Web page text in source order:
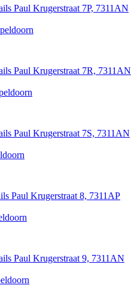
Paul Krugerstraat 7P, 7311AN
Paul Krugerstraat 7R, 7311AN
Paul Krugerstraat 7S, 7311AN
Paul Krugerstraat 8, 7311AP
Paul Krugerstraat 9, 7311AN